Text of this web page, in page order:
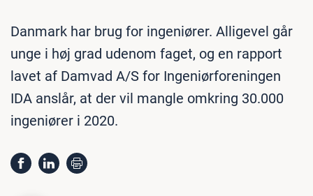
Danmark har brug for ingeniører. Alligevel går
unge i høj grad udenom faget, og en rapport
lavet af Damvad A/S for Ingeniørforeningen
IDA anslår, at der vil mangle omkring 30.000
ingeniører i 2020.